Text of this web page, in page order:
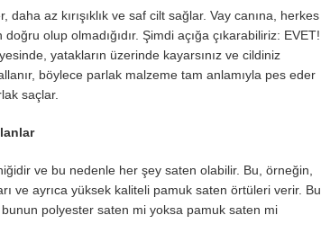
az kırışıklık ve saf cilt sağlar. Vay canına, herkes
olup olmadığıdır. Şimdi açığa çıkarabiliriz: EVET!
yatakların üzerinde kayarsınız ve cildiniz
böylece parlak malzeme tam anlamıyla pes eder
saçlar.
ve bu nedenle her şey saten olabilir. Bu, örneğin,
ve ayrıca yüksek kaliteli pamuk saten örtüleri verir. Bu
polyester saten mi yoksa pamuk saten mi